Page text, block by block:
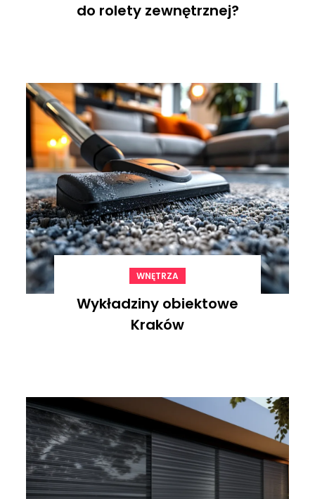
do rolety zewnętrznej?
WNĘTRZA
Wykładziny obiektowe
Kraków